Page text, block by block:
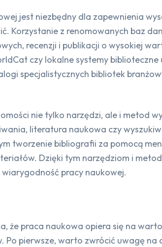
jest niezbędny dla zapewnienia
Korzystanie z renomowanych baz
recenzji i publikacji o wysokiej
czy lokalne systemy
specjalistycznych bibliotek
nie tylko narzędzi, ale i metod
literatura naukowa czy
tworzenie bibliografii za pomocą
Dzięki tym narzędziom i
pracy naukowej.
że praca naukowa opiera się na
Po pierwsze, warto zwrócić uwagę